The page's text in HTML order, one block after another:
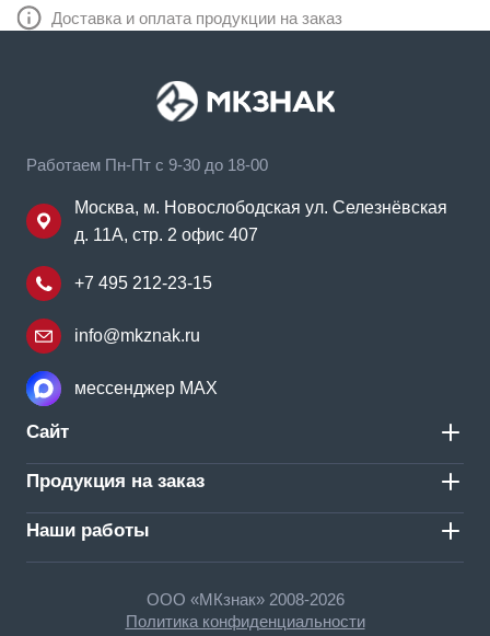
Доставка и оплата продукции на заказ
Работаем Пн-Пт с 9-30 до 18-00
Москва, м. Новослободская ул. Селезнёвская
д. 11А, стр. 2 офис 407
+7 495 212-23-15
info@mkznak.ru
мессенджер MAX
Сайт
Продукция на заказ
Наши работы
ООО «МКзнак» 2008-2026
Политика конфиденциальности